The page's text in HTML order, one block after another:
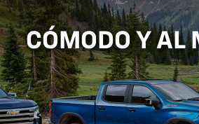
CÓMODO Y AL